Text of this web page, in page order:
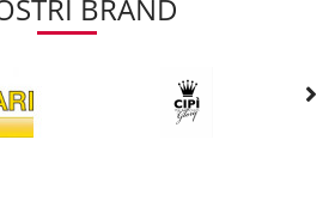
BRAND